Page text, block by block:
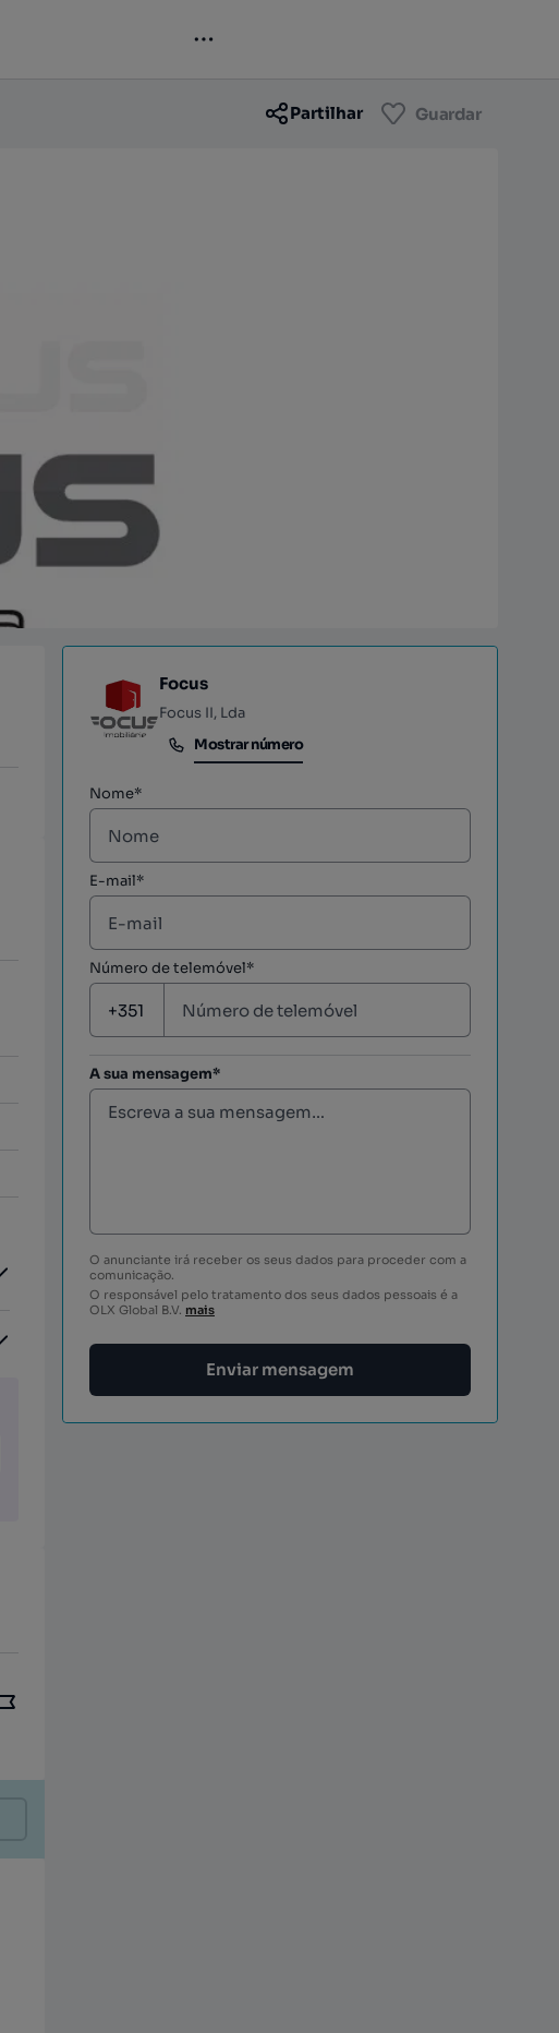
Partilhar Guardar
Focus
Focus II, Lda
Mostrar número
Mostrar número
Nome*
E-mail*
Número de telemóvel*
A sua mensagem*
O anunciante irá receber os seus dados para proceder com a
comunicação.
O responsável pelo tratamento dos seus dados pessoais é a
OLX Global B.V. mais
Enviar mensagem